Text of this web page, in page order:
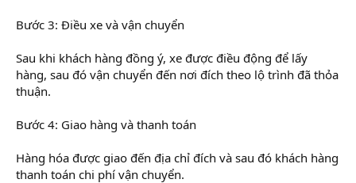
Bước 3: Điều xe và vận chuyển
Sau khi khách hàng đồng ý, xe được điều động để lấy
hàng, sau đó vận chuyển đến nơi đích theo lộ trình đã thỏa
thuận.
Bước 4: Giao hàng và thanh toán
Hàng hóa được giao đến địa chỉ đích và sau đó khách hàng
thanh toán chi phí vận chuyển.